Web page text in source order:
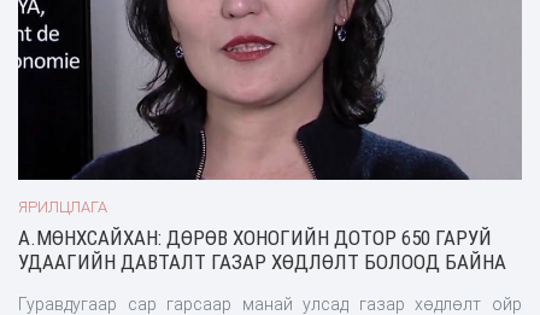
ЯРИЛЦЛАГА
А.МӨНХСАЙХАН: ДӨРӨВ ХОНОГИЙН ДОТОР 650 ГАРУЙ
УДААГИЙН ДАВТАЛТ ГАЗАР ХӨДЛӨЛТ БОЛООД БАЙНА
Гуравдугаар сар гарсаар манай улсад газар хөдлөлт ойр